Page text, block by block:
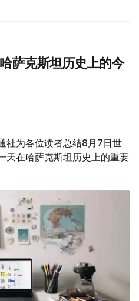
萨克斯坦历史上的今
社为各位读者总结8月7日世
天在哈萨克斯坦历史上的重要